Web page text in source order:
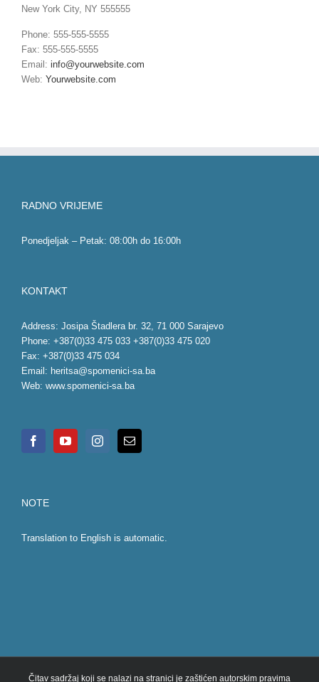
New York City, NY 555555
Phone: 555-555-5555
Fax: 555-555-5555
Email: info@yourwebsite.com
Web: Yourwebsite.com
RADNO VRIJEME
Ponedjeljak – Petak: 08:00h do 16:00h
KONTAKT
Address: Josipa Štadlera br. 32, 71 000 Sarajevo
Phone: +387(0)33 475 033 +387(0)33 475 020
Fax: +387(0)33 475 034
Email: heritsa@spomenici-sa.ba
Web: www.spomenici-sa.ba
NOTE
Translation to English is automatic.
Čitav sadržaj koji se nalazi na stranici je zaštićen autorskim pravima